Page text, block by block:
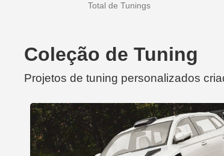
Total de Tunings
Coleção de Tuning
Projetos de tuning personalizados